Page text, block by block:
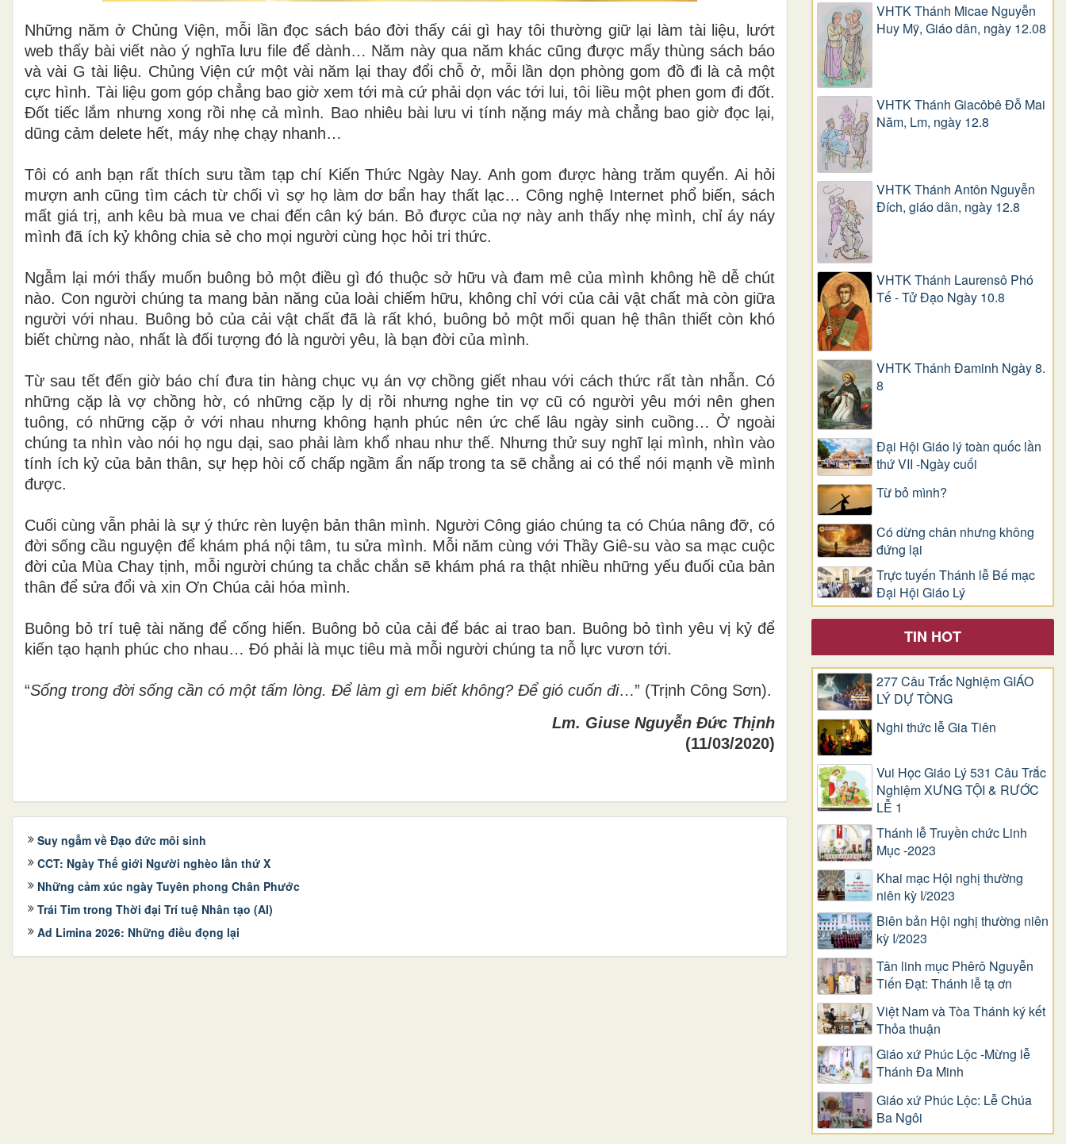
Những năm ở Chủng Viện, mỗi lần đọc sách báo đời thấy cái gì hay tôi thường giữ lại làm tài liệu, lướt
web thấy bài viết nào ý nghĩa lưu file để dành… Năm này qua năm khác cũng được mấy thùng sách báo
và vài G tài liệu. Chủng Viện cứ một vài năm lại thay đổi chỗ ở, mỗi lần dọn phòng gom đồ đi là cả một
cực hình. Tài liệu gom góp chẳng bao giờ xem tới mà cứ phải dọn vác tới lui, tôi liều một phen gom đi đốt.
Đốt tiếc lắm nhưng xong rồi nhẹ cả mình. Bao nhiêu bài lưu vi tính nặng máy mà chẳng bao giờ đọc lại,
dũng cảm delete hết, máy nhẹ chạy nhanh…
Tôi có anh bạn rất thích sưu tầm tạp chí Kiến Thức Ngày Nay. Anh gom được hàng trăm quyển. Ai hỏi
mượn anh cũng tìm cách từ chối vì sợ họ làm dơ bẩn hay thất lạc… Công nghệ Internet phổ biến, sách
mất giá trị, anh kêu bà mua ve chai đến cân ký bán. Bỏ được của nợ này anh thấy nhẹ mình, chỉ áy náy
mình đã ích kỷ không chia sẻ cho mọi người cùng học hỏi tri thức.
Ngẫm lại mới thấy muốn buông bỏ một điều gì đó thuộc sở hữu và đam mê của mình không hề dễ chút
nào. Con người chúng ta mang bản năng của loài chiếm hữu, không chỉ với của cải vật chất mà còn giữa
người với nhau. Buông bỏ của cải vật chất đã là rất khó, buông bỏ một mối quan hệ thân thiết còn khó
biết chừng nào, nhất là đối tượng đó là người yêu, là bạn đời của mình.
Từ sau tết đến giờ báo chí đưa tin hàng chục vụ án vợ chồng giết nhau với cách thức rất tàn nhẫn. Có
những cặp là vợ chồng hờ, có những cặp ly dị rồi nhưng nghe tin vợ cũ có người yêu mới nên ghen
tuông, có những cặp ở với nhau nhưng không hạnh phúc nên ức chế lâu ngày sinh cuồng… Ở ngoài
chúng ta nhìn vào nói họ ngu dại, sao phải làm khổ nhau như thế. Nhưng thử suy nghĩ lại mình, nhìn vào
tính ích kỷ của bản thân, sự hẹp hòi cố chấp ngầm ẩn nấp trong ta sẽ chẳng ai có thể nói mạnh về mình
được.
Cuối cùng vẫn phải là sự ý thức rèn luyện bảnthân mình. Người Công giáo chúng ta có Chúa nâng đỡ, có
đời sống cầu nguyện để khám phá nội tâm, tu sửa mình. Mỗi năm cùng với Thầy Giê-su vào sa mạc cuộc
đời của Mùa Chay tịnh, mỗi người chúng ta chắc chắn sẽ khám phá ra thật nhiều những yếu đuối của bản
thân để sửa đổi và xin Ơn Chúa cải hóa mình.
Buông bỏ trí tuệ tài năng để cống hiến. Buông bỏ của cải để bác ai trao ban. Buông bỏ tình yêu vị kỷ để
kiến tạo hạnh phúc cho nhau… Đó phải là mục tiêu mà mỗi người chúng ta nỗ lực vươn tới.
“Sống trong đời sống cần có một tấm lòng. Để làm gì em biết không? Để gió cuốn đi…” (Trịnh Công Sơn).
Lm. Giuse Nguyễn Đức Thịnh
(11/03/2020)
Suy ngẫm về Đạo đức môi sinh
CCT: Ngày Thế giới Người nghèo lần thứ X
Những cảm xúc ngày Tuyên phong Chân Phước
Trái Tim trong Thời đại Trí tuệ Nhân tạo (AI)
Ad Limina 2026: Những điều đọng lại
VHTK Thánh Micae Nguyễn
Huy Mỹ, Giáo dân, ngày 12.08
VHTK Thánh Giacôbê Ðỗ Mai
Năm, Lm, ngày 12.8
VHTK Thánh Antôn Nguyễn
Ðích, giáo dân, ngày 12.8
VHTK Thánh Laurensô Phó
Tế - Tử Đạo Ngày 10.8
VHTK Thánh Đaminh Ngày 8.
8
Đại Hội Giáo lý toàn quốc lần
thứ VII -Ngày cuối
Từ bỏ mình?
Có dừng chân nhưng không
đứng lại
Trực tuyến Thánh lễ Bế mạc
Đại Hội Giáo Lý
TIN HOT
277 Câu Trắc Nghiệm GIÁO
LÝ DỰ TÒNG
Nghi thức lễ Gia Tiên
Vui Học Giáo Lý 531 Câu Trắc
Nghiệm XƯNG TỘI & RƯỚC
LỄ 1
Thánh lễ Truyền chức Linh
Mục -2023
Khai mạc Hội nghị thường
niên kỳ I/2023
Biên bản Hội nghị thường niên
kỳ I/2023
Tân linh mục Phêrô Nguyễn
Tiến Đạt: Thánh lễ tạ ơn
Việt Nam và Tòa Thánh ký kết
Thỏa thuận
Giáo xứ Phúc Lộc -Mừng lễ
Thánh Đa Minh
Giáo xứ Phúc Lộc: Lễ Chúa
Ba Ngôi